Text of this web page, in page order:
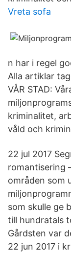
Vreta sofa
n har i regel
Alla artiklar
VÅR STAD:
kriminalitet,
våld och
22 jul 2017
romantisering
områden som
som skulle ge
till hundratals
Gårdsten var
22 jun 2017 i